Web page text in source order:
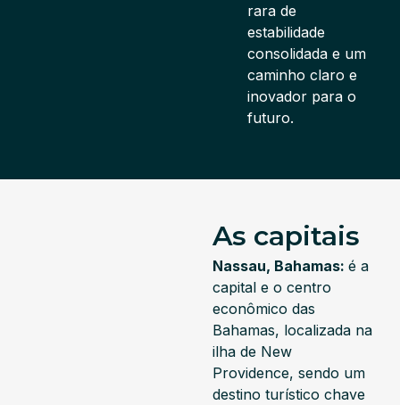
rara de
estabilidade
consolidada e um
caminho claro e
inovador para o
futuro.
As capitais
Nassau, Bahamas: é a
capital e o centro
econômico das
Bahamas, localizada na
ilha de New
Providence, sendo um
destino turístico chave